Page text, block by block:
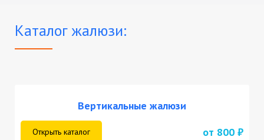
Каталог жалюзи:
Вертикальные жалюзи
Открыть каталог от 800 ₽